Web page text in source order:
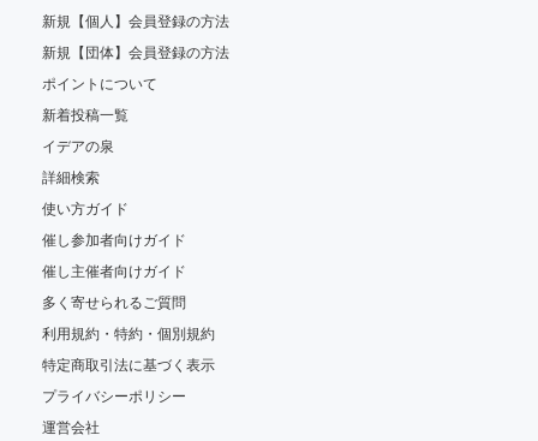
新規【個人】会員登録の方法
新規【団体】会員登録の方法
ポイントについて
新着投稿一覧
イデアの泉
詳細検索
使い方ガイド
催し参加者向けガイド
催し主催者向けガイド
多く寄せられるご質問
利用規約・特約・個別規約
特定商取引法に基づく表示
プライバシーポリシー
運営会社